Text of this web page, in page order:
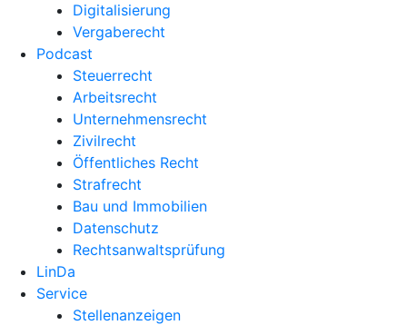
Digitalisierung
Vergaberecht
Podcast
Steuerrecht
Arbeitsrecht
Unternehmens­recht
Zivilrecht
Öffentliches Recht
Strafrecht
Bau und Immobilien
Datenschutz
Rechtsanwalts­prüfung
LinDa
Service
Stellenanzeigen